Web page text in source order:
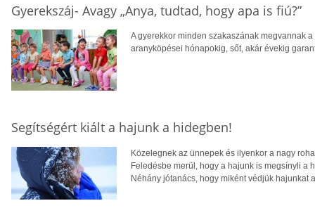
Gyerekszáj- Avagy „Anya, tudtad, hogy apa is fiú?”
A gyerekkor minden szakaszának megvannak
aranyköpései hónapokig, sőt, akár évekig
Segítségért kiált a hajunk a hidegben!
Közelegnek az ünnepek és ilyenkor a nagy
Feledésbe merül, hogy a hajunk is megsínyli a
Néhány jótanács, hogy miként védjük hajunkat